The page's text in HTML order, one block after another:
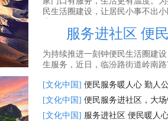
民生活圈建设，让居民小事不出
服务进社区 便
为持续推进一刻钟便民生活圈建
生服务，近日，临汾路街道岭南
[文化中国] 便民服务暖人心 勤人
[文化中国] 便民服务进社区，大
[文化中国] 服务进社区 便民暖人